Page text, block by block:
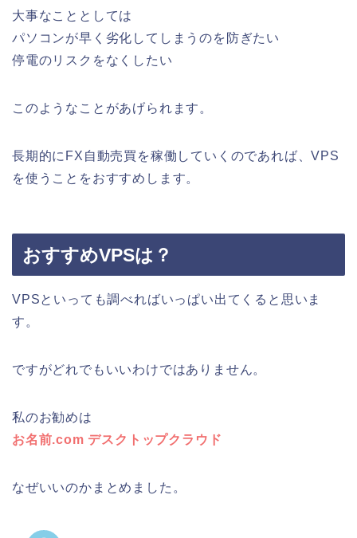
大事なこととしては
パソコンが早く劣化してしまうのを防ぎたい
停電のリスクをなくしたい
このようなことがあげられます。
長期的にFX自動売買を稼働していくのであれば、VPS
を使うことをおすすめします。
おすすめVPSは？
VPSといっても調べればいっぱい出てくると思いま
す。
ですがどれでもいいわけではありません。
私のお勧めは
お名前.com デスクトップクラウド
なぜいいのかまとめました。